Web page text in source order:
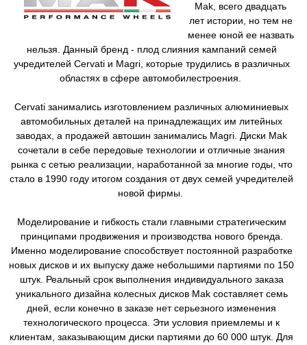
Mak, всего двадцать
лет истории, но тем не
менее юной ее назвать
нельзя. Данный бренд - плод слияния кампаний семей
учредителей Cervati и Magri, которые трудились в различных
областях в сфере автомобилестроения.
Cervati занимались изготовлением различных алюминиевых
автомобильных деталей на принадлежащих им литейных
заводах, а продажей автошин занимались Magri. Диски Mak
сочетали в себе передовые технологии и отличные знания
рынка с сетью реализации, наработанной за многие годы, что
стало в 1990 году итогом создания от двух семей учредителей
новой фирмы.
Моделирование и гибкость стали главными стратегическим
принципами продвижения и производства нового бренда.
Именно моделирование способствует постоянной разработке
новых дисков и их выпуску даже небольшими партиями по 150
штук. Реальный срок выполнения индивидуального заказа
уникального дизайна колесных дисков Mak составляет семь
дней, если конечно в заказе нет серьезного изменения
технологического процесса. Эти условия приемлемы и к
клиентам, заказывающим диски партиями до 60 000 штук. Для